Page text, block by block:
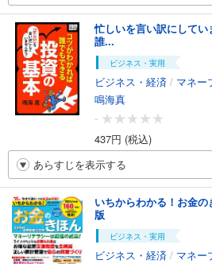
忙しいを言い訳にして
誰...
ビジネス・実用
ビジネス・経済 / マネー
鳴海真
-
437円 (税込)
あらすじを表示する
いちからわかる！お金
版
ビジネス・実用
ビジネス・経済 / マネー